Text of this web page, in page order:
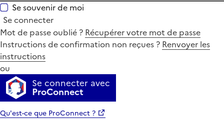
Se souvenir de moi
Se connecter
Mot de passe oublié ? Récupérer votre mot de passe
Instructions de confirmation non reçues ? Renvoyer les
instructions
ou
Se connecter avec
ProConnect
Qu'est-ce que ProConnect ?